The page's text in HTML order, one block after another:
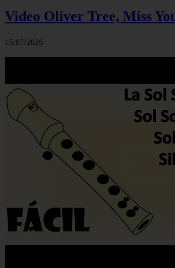
Video Oliver Tree, Miss
15/07/2026